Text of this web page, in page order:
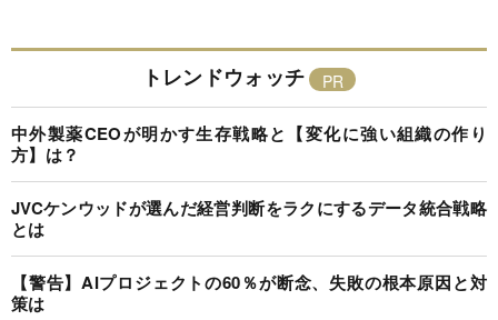
トレンドウォッチ
中外製薬CEOが明かす生存戦略と【変化に強い組織の作り
方】は？
JVCケンウッドが選んだ経営判断をラクにするデータ統合戦略
とは
【警告】AIプロジェクトの60％が断念、失敗の根本原因と対
策は